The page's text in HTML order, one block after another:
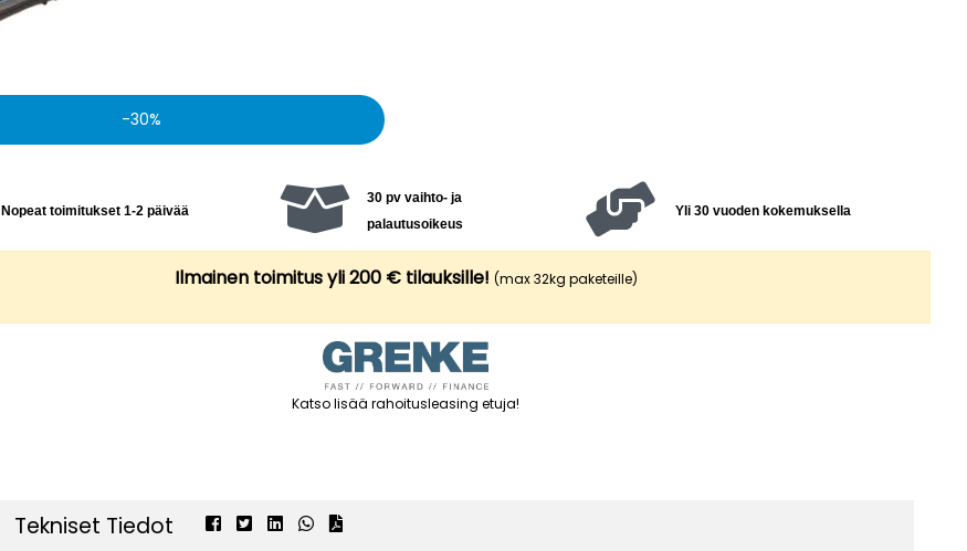
30
Nopeat toimitukset 1-2 päivää
30 pv vaihto- ja
palautusoikeus
Yli 30 vuoden kokemuksella
Ilmainen toimitus yli 200 € tilauksille! (max 32kg paketeille)
Katso lisää rahoitusleasing etuja!
Tekniset Tiedot